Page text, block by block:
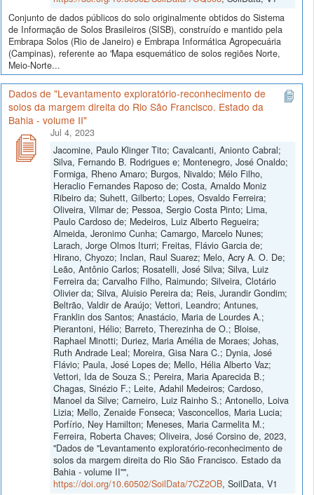
Conjunto de dados públicos do solo originalmente obtidos do Sistema
de Informação de Solos Brasileiros (SISB), construído e mantido pela
Embrapa Solos (Rio de Janeiro) e Embrapa Informática Agropecuária
(Campinas), referente ao 'Mapa esquemático de solos regiões Norte,
Meio-Norte...
Dados de "Levantamento exploratório-reconhecimento de
solos da margem direita do Rio São Francisco. Estado da
Bahia - volume II"
Jul 4, 2023
Jacomine, Paulo Klinger Tito; Cavalcanti, Anionto Cabral;
Silva, Fernando B. Rodrigues e; Montenegro, José Onaldo;
Formiga, Rheno Amaro; Burgos, Nivaldo; Mélo Filho,
Heraclio Fernandes Raposo de; Costa, Arnaldo Moniz
Ribeiro da; Suhett, Gilberto; Lopes, Osvaldo Ferreira;
Oliveira, Vilmar de; Pessoa, Sergio Costa Pinto; Lima,
Paulo Cardoso de; Medeiros, Luiz Alberto Regueira;
Almeida, Jeronimo Cunha; Camargo, Marcelo Nunes;
Larach, Jorge Olmos Iturri; Freitas, Flávio Garcia de;
Hirano, Chyozo; Inclan, Raul Suarez; Melo, Acry A. O. De;
Leão, Antônio Carlos; Rosatelli, José Silva; Silva, Luiz
Ferreira da; Carvalho Filho, Raimundo; Silveira, Clotário
Olivier da; Silva, Aluisio Pereira da; Reis, Jurandir Gondim;
Beltrão, Valdir de Araújo; Vettori, Leandro; Antunes,
Franklin dos Santos; Anastácio, Maria de Lourdes A.;
Pierantoni, Hélio; Barreto, Therezinha de O.; Bloise,
Raphael Minotti; Duriez, Maria Amélia de Moraes; Johas,
Ruth Andrade Leal; Moreira, Gisa Nara C.; Dynia, José
Flávio; Paula, José Lopes de; Mello, Hélia Alberto Vaz;
Vettori, Ida de Souza S.; Pereira, Maria Aparecida B.;
Chagas, Sinézio F.; Leite, Adahil Medeiros; Cardoso,
Manoel da Silve; Carneiro, Luiz Rainho S.; Antonello, Loiva
Lizia; Mello, Zenaide Fonseca; Vasconcellos, Maria Lucia;
Porfírio, Ney Hamilton; Meneses, Maria Carmelita M.;
Ferreira, Roberta Chaves; Oliveira, José Corsino de, 2023,
"Dados de "Levantamento exploratório-reconhecimento de
solos da margem direita do Rio São Francisco. Estado da
Bahia - volume II"",
https://doi.org/10.60502/SoilData/7CZ2OB, SoilData, V1